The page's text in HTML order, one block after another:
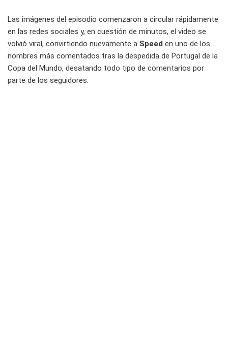
Las imágenes del episodio comenzaron a circular rápidamente
en las redes sociales y, en cuestión de minutos, el video se
volvió viral, convirtiendo nuevamente a Speed en uno de los
nombres más comentados tras la despedida de Portugal de la
Copa del Mundo, desatando todo tipo de comentarios por
parte de los seguidores.